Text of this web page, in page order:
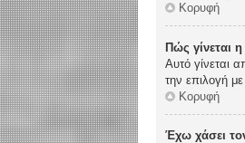
Κορυφή
Πώς γίνεται
Αυτό γίνεται
την επιλογή με
Κορυφή
Έχω χάσει